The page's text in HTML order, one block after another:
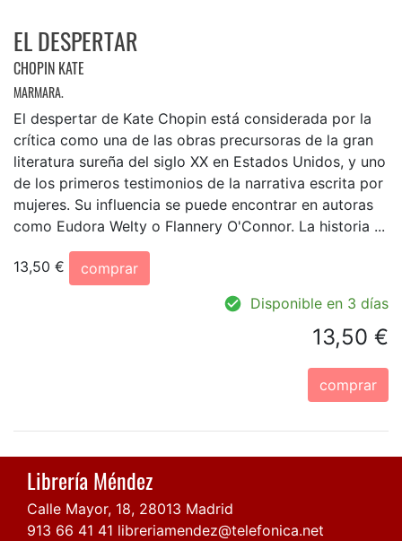
EL DESPERTAR
CHOPIN KATE
MARMARA.
El despertar de Kate Chopin está considerada por la
crítica como una de las obras precursoras de la gran
literatura sureña del siglo XX en Estados Unidos, y uno
de los primeros testimonios de la narrativa escrita por
mujeres. Su influencia se puede encontrar en autoras
como Eudora Welty o Flannery O'Connor. La historia ...
13,50 €
comprar
Disponible en 3 días
13,50 €
comprar
Librería Méndez
Calle Mayor, 18, 28013 Madrid
913 66 41 41 libreriamendez@telefonica.net